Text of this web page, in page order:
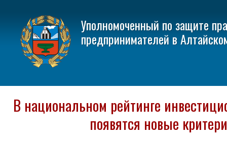
Уполномоченный по защите
предпринимателей в
В национальном рейтинге
появятся новые